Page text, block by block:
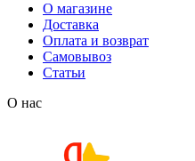
О магазине
Доставка
Оплата и возврат
Самовывоз
Статьи
О нас